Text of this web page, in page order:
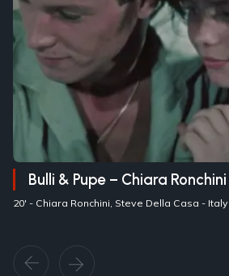
Bulli & Pupe – Chiara Ronchini
20' - Chiara Ronchini, Steve Della Casa - Italy